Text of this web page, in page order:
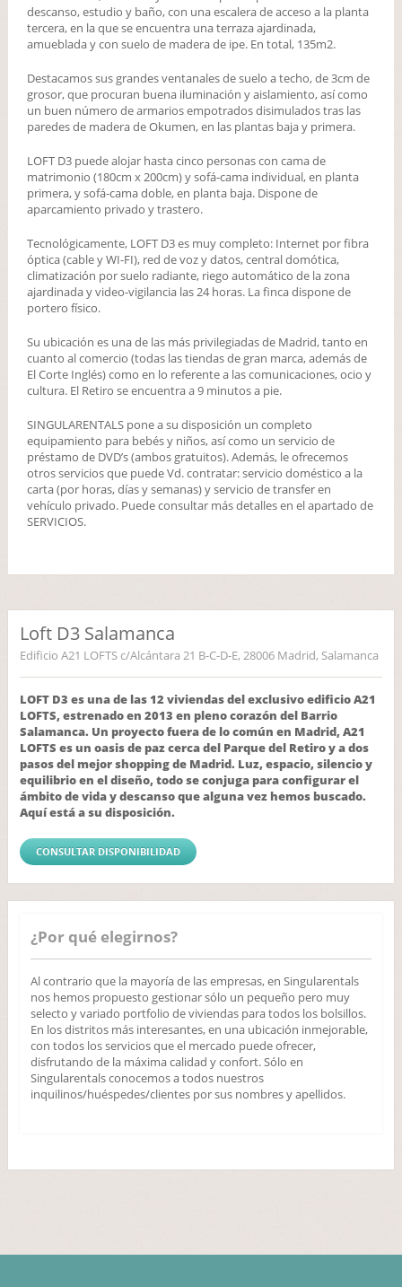
descanso, estudio y baño, con una escalera de acceso a la planta
tercera, en la que se encuentra una terraza ajardinada,
amueblada y con suelo de madera de ipe. En total, 135m2.
Destacamos sus grandes ventanales de suelo a techo, de 3cm de
grosor, que procuran buena iluminación y aislamiento, así como
un buen número de armarios empotrados disimulados tras las
paredes de madera de Okumen, en las plantas baja y primera.
LOFT D3 puede alojar hasta cinco personas con cama de
matrimonio (180cm x 200cm) y sofá-cama individual, en planta
primera, y sofá-cama doble, en planta baja. Dispone de
aparcamiento privado y trastero.
Tecnológicamente, LOFT D3 es muy completo: Internet por fibra
óptica (cable y WI-FI), red de voz y datos, central domótica,
climatización por suelo radiante, riego automático de la zona
ajardinada y video-vigilancia las 24 horas. La finca dispone de
portero físico.
Su ubicación es una de las más privilegiadas de Madrid, tanto en
cuanto al comercio (todas las tiendas de gran marca, además de
El Corte Inglés) como en lo referente a las comunicaciones, ocio y
cultura. El Retiro se encuentra a 9 minutos a pie.
SINGULARENTALS pone a su disposición un completo
equipamiento para bebés y niños, así como un servicio de
préstamo de DVD’s (ambos gratuitos). Además, le ofrecemos
otros servicios que puede Vd. contratar: servicio doméstico a la
carta (por horas, días y semanas) y servicio de transfer en
vehículo privado. Puede consultar más detalles en el apartado de
SERVICIOS.
Loft D3 Salamanca
Edificio A21 LOFTS c/Alcántara 21 B-C-D-E, 28006 Madrid, Salamanca
LOFT D3 es una de las 12 viviendas del exclusivo edificio A21
LOFTS, estrenado en 2013 en pleno corazón del Barrio
Salamanca. Un proyecto fuera de lo común en Madrid, A21
LOFTS es un oasis de paz cerca del Parque del Retiro y a dos
pasos del mejor shopping de Madrid. Luz, espacio, silencio y
equilibrio en el diseño, todo se conjuga para configurar el
ámbito de vida y descanso que alguna vez hemos buscado.
Aquí está a su disposición.
CONSULTAR DISPONIBILIDAD
¿Por qué elegirnos?
Al contrario que la mayoría de las empresas, en Singularentals
nos hemos propuesto gestionar sólo un pequeño pero muy
selecto y variado portfolio de viviendas para todos los bolsillos.
En los distritos más interesantes, en una ubicación inmejorable,
con todos los servicios que el mercado puede ofrecer,
disfrutando de la máxima calidad y confort. Sólo en
Singularentals conocemos a todos nuestros
inquilinos/huéspedes/clientes por sus nombres y apellidos.